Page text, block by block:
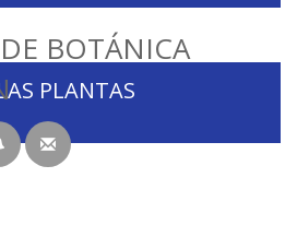
BOTÁNICA
PLANTAS